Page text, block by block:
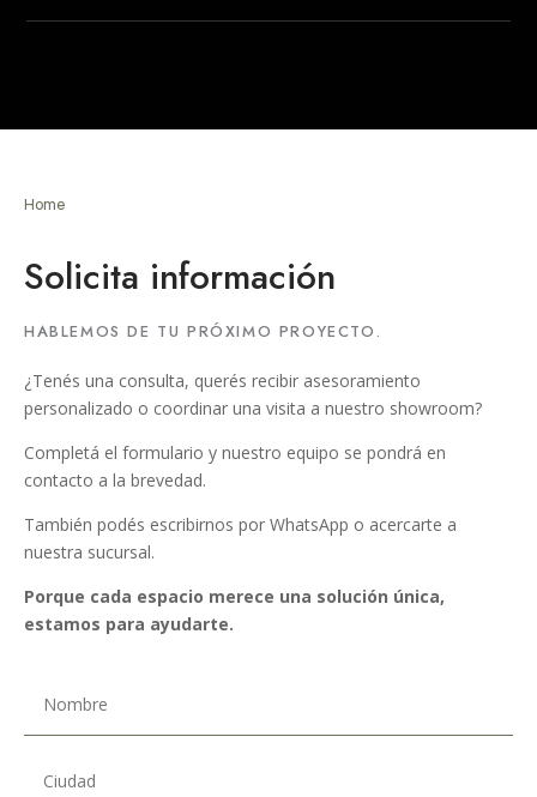
Home
Solicita información
HABLEMOS DE TU PRÓXIMO PROYECTO.
¿Tenés una consulta, querés recibir asesoramiento
personalizado o coordinar una visita a nuestro showroom?
Completá el formulario y nuestro equipo se pondrá en
contacto a la brevedad.
También podés escribirnos por WhatsApp o acercarte a
nuestra sucursal.
Porque cada espacio merece una solución única,
estamos para ayudarte.